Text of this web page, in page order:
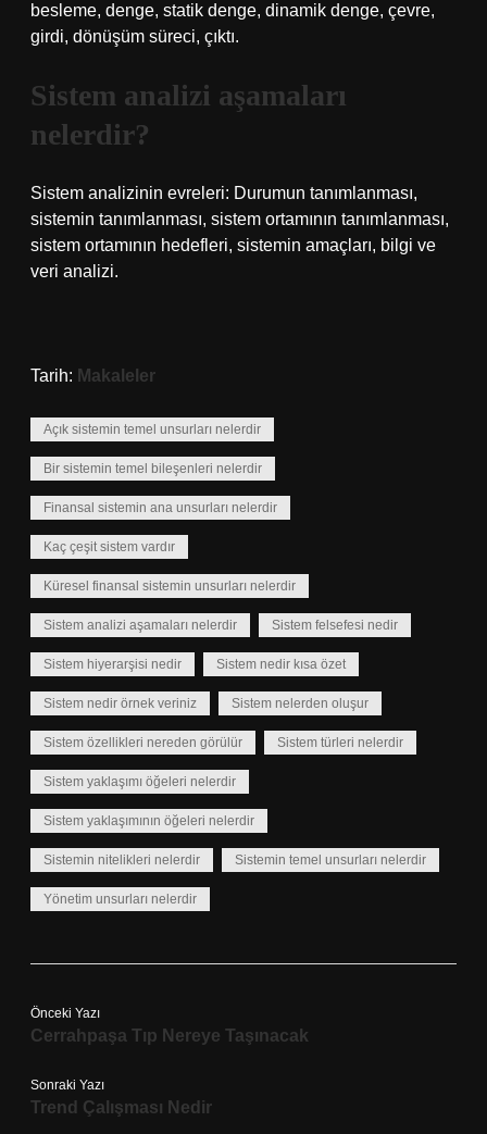
besleme, denge, statik denge, dinamik denge, çevre,
girdi, dönüşüm süreci, çıktı.
Sistem analizi aşamaları
nelerdir?
Sistem analizinin evreleri: Durumun tanımlanması,
sistemin tanımlanması, sistem ortamının tanımlanması,
sistem ortamının hedefleri, sistemin amaçları, bilgi ve
veri analizi.
Tarih: Makaleler
Açık sistemin temel unsurları nelerdir
Bir sistemin temel bileşenleri nelerdir
Finansal sistemin ana unsurları nelerdir
Kaç çeşit sistem vardır
Küresel finansal sistemin unsurları nelerdir
Sistem analizi aşamaları nelerdir Sistem felsefesi nedir
Sistem hiyerarşisi nedir Sistem nedir kısa özet
Sistem nedir örnek veriniz Sistem nelerden oluşur
Sistem özellikleri nereden görülür Sistem türleri nelerdir
Sistem yaklaşımı öğeleri nelerdir
Sistem yaklaşımının öğeleri nelerdir
Sistemin nitelikleri nelerdir Sistemin temel unsurları nelerdir
Yönetim unsurları nelerdir
Önceki Yazı
Cerrahpaşa Tıp Nereye Taşınacak
Sonraki Yazı
Trend Çalışması Nedir